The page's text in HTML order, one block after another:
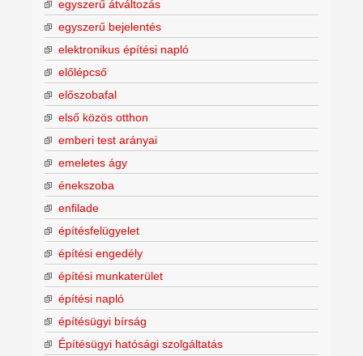
egyszerű átváltozás
egyszerű bejelentés
elektronikus építési napló
előlépcső
előszobafal
első közös otthon
emberi test arányai
emeletes ágy
énekszoba
enfilade
építésfelügyelet
építési engedély
építési munkaterület
építési napló
építésügyi bírság
Építésügyi hatósági szolgáltatás